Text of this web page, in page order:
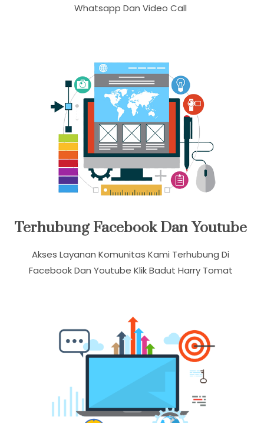
Whatsapp Dan Video Call
Terhubung Facebook Dan Youtube
Akses Layanan Komunitas Kami Terhubung Di
Facebook Dan Youtube Klik Badut Harry Tomat